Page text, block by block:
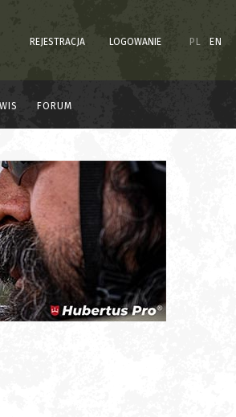
REJESTRACJA LOGOWANIE PL EN
FORUM